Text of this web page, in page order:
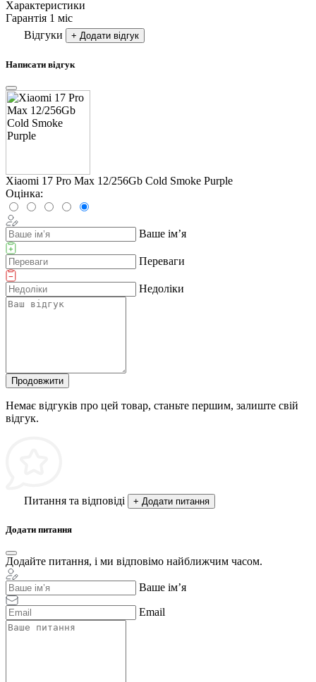
Характеристики
Гарантія 1 міс
Відгуки
+ Додати відгук
Написати відгук
Xiaomi 17 Pro Max 12/256Gb Cold Smoke Purple
Оцінка:
Ваше ім’я
Переваги
Недоліки
Продовжити
Немає відгуків про цей товар, станьте першим, залиште свій
відгук.
Питання та відповіді + Додати питання
Додати питання
Додайте питання, і ми відповімо найближчим часом.
Ваше ім’я
Email